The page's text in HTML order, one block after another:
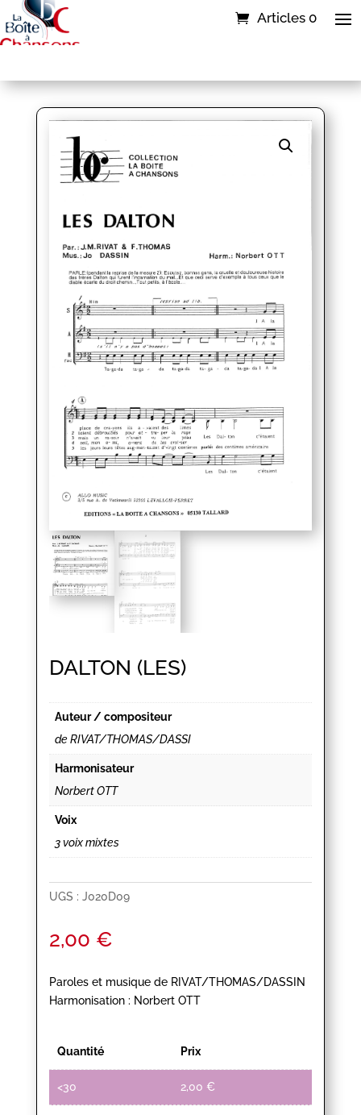
Articles 0
DALTON (LES)
Auteur / compositeur
de RIVAT/THOMAS/DASSI
Harmonisateur
Norbert OTT
Voix
3 voix mixtes
UGS : J020D09
2,00 €
Paroles et musique de RIVAT/THOMAS/DASSIN
Harmonisation : Norbert OTT
Quantité Prix
<30 2,00 €